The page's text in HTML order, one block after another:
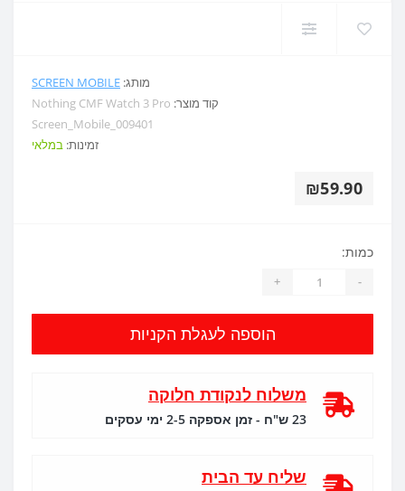
מותג: SCREEN MOBILE
קוד מוצר: Nothing CMF Watch 3 Pro
Screen_Mobile_009401
זמינות: במלאי
₪59.90
כמות:
-
+
הוספה לעגלת הקניות
משלוח לנקודת חלוקה
23 ש"ח - זמן אספקה 2-5 ימי עסקים
שליח עד הבית